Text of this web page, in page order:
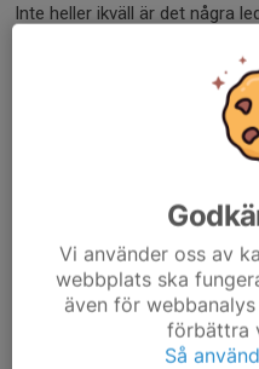
Inte heller ikväll är det några
förfogande, men träning sker
Fr.o.m. torsdag är träningen
Inga ledare på
2 apr, 11:45 0
Vi använder oss av
webbplats ska
även för
förbättra
Så